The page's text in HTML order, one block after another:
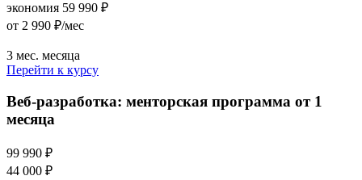
экономия 59 990 ₽
от 2 990 ₽/мес
3 мес. месяца
Перейти к курсу
Веб-разработка: менторская программа от 1
месяца
99 990 ₽
44 000 ₽